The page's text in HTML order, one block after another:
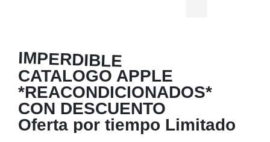
IMPERDIBLE
CATALOGO APPLE
*REACONDICIONADOS*
CON DESCUENTO
Oferta por tiempo Limitado